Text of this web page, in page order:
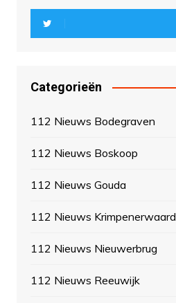
Categorieën
112 Nieuws Bodegraven
112 Nieuws Boskoop
112 Nieuws Gouda
112 Nieuws Krimpenerwaard
112 Nieuws Nieuwerbrug
112 Nieuws Reeuwijk